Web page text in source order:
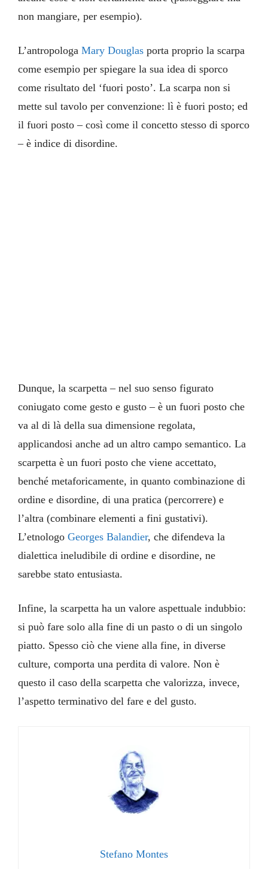
non mangiare, per esempio).
L’antropologaMary Douglas porta proprio la scarpa
come esempio per spiegare la sua idea di sporco
come risultato del ‘fuori posto’. La scarpa non si
mette sul tavolo per convenzione: lì è fuori posto; ed
il fuori posto – così come il concetto stesso di sporco
– è indice di disordine.
Dunque, la scarpetta – nel suo senso figurato
coniugato come gesto e gusto – è un fuori posto che
va al di là della sua dimensione regolata,
applicandosi anche ad un altro campo semantico. La
scarpetta è un fuori posto che viene accettato,
benché metaforicamente, in quanto combinazione di
ordine e disordine, di una pratica (percorrere) e
l’altra (combinare elementi a fini gustativi).
L’etnologoGeorges Balandier, che difendeva la
dialettica ineludibile di ordine e disordine, ne
sarebbe stato entusiasta.
Infine, la scarpetta ha un valore aspettuale indubbio:
si può fare solo alla fine di un pasto o di un singolo
piatto. Spesso ciò che viene alla fine, in diverse
culture, comporta una perdita di valore. Non è
questo il caso della scarpetta che valorizza, invece,
l’aspetto terminativo del fare e del gusto.
Stefano Montes